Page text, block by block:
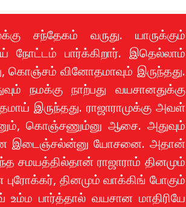
சந்தேகம் வருது. யாருக்கும்
நோட்டம் பார்க்கிறார். இதெல்லாம்
கொஞ்சம் வினோதமாவும் இருந்தது.
நமக்கு நாற்பது வயசானதுக்கு
இருந்தது. ராஜாராமுக்கு அவள்
கொஞ்சணும்னு ஆசை. அதுவும்
இடைஞ்சல்ன்னு யோசனை. அதான்
சமயத்தில்தான் ராஜாராம் தினமும்
தினமும் வாக்கிங் போகும்
பார்த்தால் வயசான மாதிரியே